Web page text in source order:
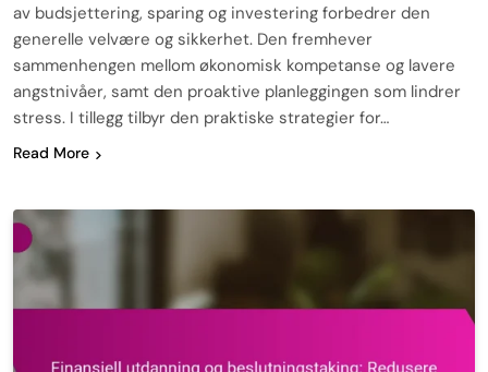
av budsjettering, sparing og investering forbedrer den
generelle velvære og sikkerhet. Den fremhever
sammenhengen mellom økonomisk kompetanse og lavere
angstnivåer, samt den proaktive planleggingen som lindrer
stress. I tillegg tilbyr den praktiske strategier for…
Read More